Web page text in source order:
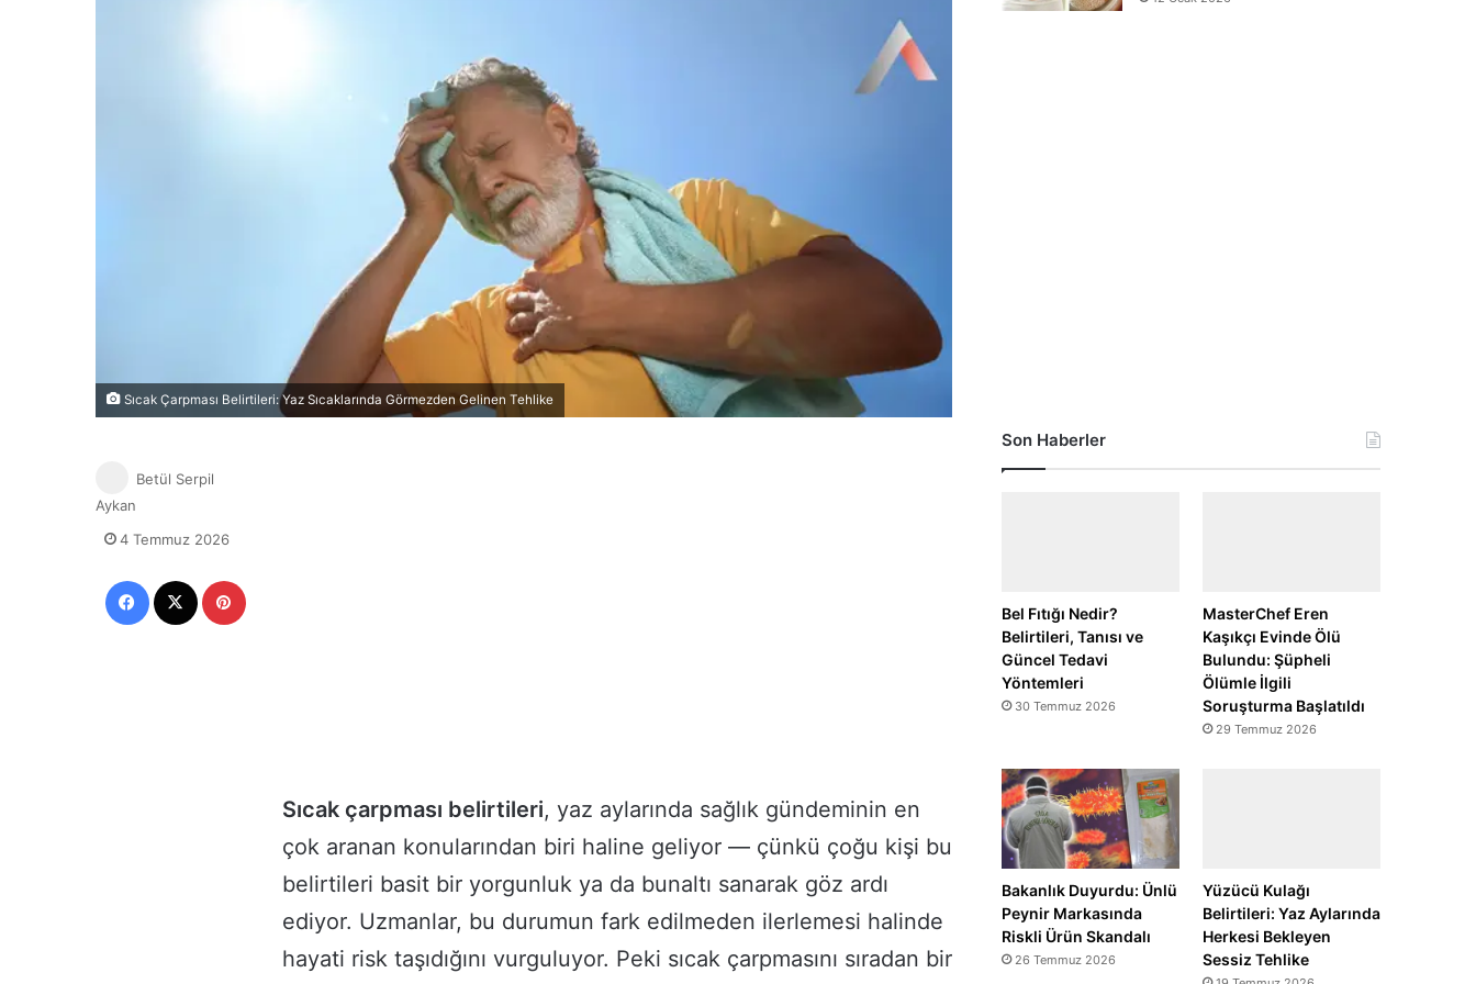
Sıcak Çarpması Belirtileri: Yaz Sıcaklarında Görmezden Gelinen Tehlike
Sıcak çarpması belirtileri, yaz aylarında sağlık gündeminin en
çok aranan konularından biri haline geliyor — çünkü çoğu kişi bu
belirtileri basit bir yorgunluk ya da bunaltı sanarak göz ardı
ediyor. Uzmanlar, bu durumun fark edilmeden ilerlemesi halinde
hayati risk taşıdığını vurguluyor. Peki sıcak çarpmasını sıradan bir
Betül Serpil
Aykan
4 Temmuz 2026
Son Haberler
Bel Fıtığı Nedir?
Belirtileri, Tanısı ve
Güncel Tedavi
Yöntemleri
30 Temmuz 2026
MasterChef Eren
Kaşıkçı Evinde Ölü
Bulundu: Şüpheli
Ölümle İlgili
Soruşturma Başlatıldı
29 Temmuz 2026
Bakanlık Duyurdu: Ünlü
Peynir Markasında
Riskli Ürün Skandalı
26 Temmuz 2026
Yüzücü Kulağı
Belirtileri: Yaz Aylarında
Herkesi Bekleyen
Sessiz Tehlike